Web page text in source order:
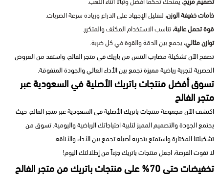
خامات خفيفة الوزن،لتقليل الإجهاد على الذراع وزيادة سرعة الضربات.
قوة تحمل عالية،تناسب الاستخدام المكثف والمتكرر.
توازن مثالي،يجمع بين الدقة والقوة في كل ضربة.
تصفح الآن تشكيلة مضارب التنس من باريك في متجر الفالح، واستفد من العروض
الحصرية لتجربة رياضية مميزة تجمع بين الأداء العالي والجودة المتفوقة.
تسوق أفضل منتجات باتريك الأصلية في السعودية عبر
متجر الفالح
اكتشف الآن مجموعة منتجات باتريك الأصلية في السعودية عبر متجر الفالح، حيث
يجتمع الجودة والتصميم المميز لتلبية احتياجاتك الرياضية واليومية. تسوق من
تشكيلتنا المختارة واستمتع بتجربة أصيلة تجمع بين الأداء والأناقة.
لا تفوت الفرصة، اجعل منتجات باتريك جزءاً من إطلالتك اليوم!
تخفيضات حتى 70% على منتجات باتريك من متجر الفالح